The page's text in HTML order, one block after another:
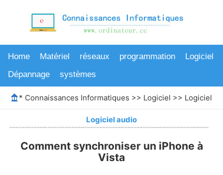
Home Matériel réseaux programmation
Logiciel
Dépannage
systèmes
* Connaissances Informatiques >> Logiciel >> Logiciel
Logiciel audio
Comment synchroniser un iPhone à
Vista